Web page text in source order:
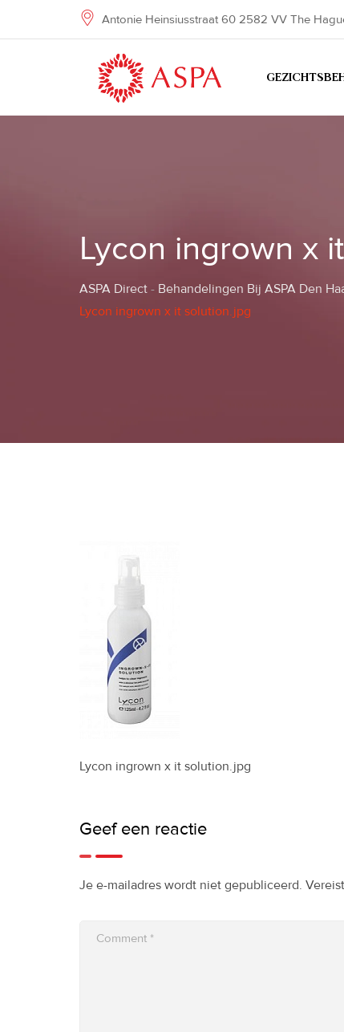
Antonie Heinsiusstraat 60 2582 VV The
Lycon ingrown x
ASPA Direct - Behandelingen Bij ASPA Den
Lycon ingrown x it solution.jpg
Lycon ingrown x it solution.jpg
Geef een reactie
Je e-mailadres wordt niet gepubliceerd.